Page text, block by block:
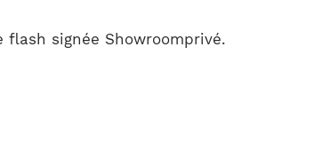
signée Showroomprivé.